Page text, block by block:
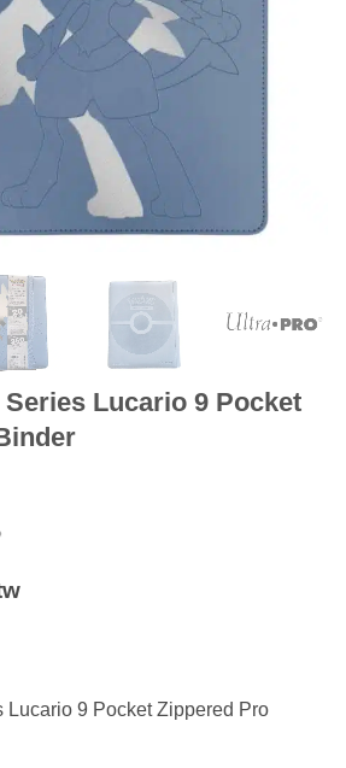
Lucario 9 Pocket
Lucario 9 Pocket Zippered Pro